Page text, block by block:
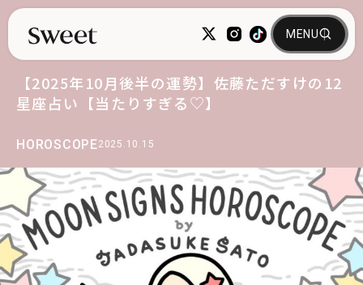
HOROSCOPE2025.10.15
【2025年10月後半の運勢】佐藤ただすけの12
星座占い【当たりすぎる♡】